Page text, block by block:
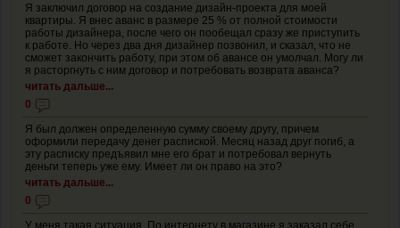
Я заключил договор на создание дизайн-проекта для моей
квартиры. Я внес аванс в размере 25 % от полной стоимости
работы дизайнера, после чего он пообещал сразу же приступить
к работе. Но через два дня дизайнер позвонил, и сказал, что не
сможет закончить работу, при этом об авансе он умолчал. Могу ли
я расторгнуть с ним договор и потребовать возврата аванса?
читать дальше...
0
Я был должен определенную сумму своему другу, причем
оформили передачу денег распиской. Месяц назад друг погиб, а
эту расписку предъявил мне его брат и потребовал вернуть
деньги теперь уже ему. Имеет ли он право на это?
читать дальше...
0
У меня такая ситуация. По интернету в магазине я заказал себе